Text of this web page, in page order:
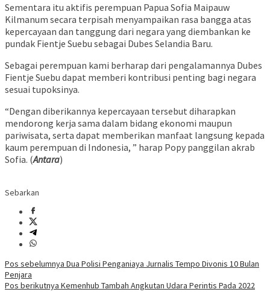
Sementara itu aktifis perempuan Papua Sofia Maipauw
Kilmanum secara terpisah menyampaikan rasa bangga atas
kepercayaan dan tanggung dari negara yang diembankan ke
pundak Fientje Suebu sebagai Dubes Selandia Baru.
Sebagai perempuan kami berharap dari pengalamannya Dubes
Fientje Suebu dapat memberi kontribusi penting bagi negara
sesuai tupoksinya.
“Dengan diberikannya kepercayaan tersebut diharapkan
mendorong kerja sama dalam bidang ekonomi maupun
pariwisata, serta dapat memberikan manfaat langsung kepada
kaum perempuan di Indonesia, ” harap Popy panggilan akrab
Sofia. (Antara)
Sebarkan
Navigasi
pos
Pos sebelumnya Dua Polisi Penganiaya Jurnalis Tempo Divonis 10 Bulan
Penjara
Pos berikutnya Kemenhub Tambah Angkutan Udara Perintis Pada 2022